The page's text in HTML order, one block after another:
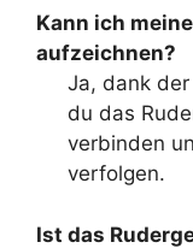
Kann ich
aufzeichnen?
Ja, dank
du das
verbinden
verfolgen.
Ist das